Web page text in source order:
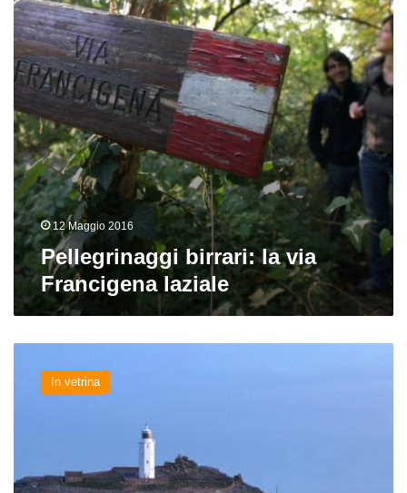
laziale
12 Maggio 2016
Pellegrinaggi birrari: la via
Francigena laziale
Cornovaglia
In vetrina